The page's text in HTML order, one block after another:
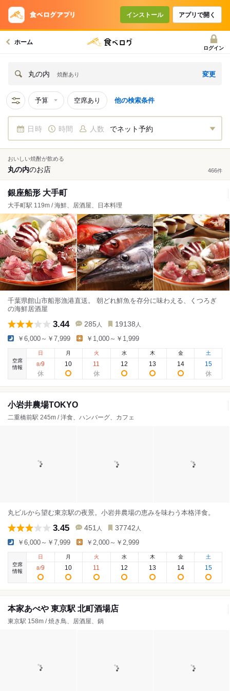
インストール アプリで開く
ホーム
ログイン
丸の内 焼酎あり 変更
予算 空席あり 他の検索条件
日時 時間 人数 でネット予約
おいしい焼酎が飲める
丸の内のお店 466件
銀座船形 大手町
大手町駅 119m / 海鮮、居酒屋、日本料理
千葉県館山市船形漁港直送。 朝どれ鮮魚を存分に味わえる、くつろぎ
の海鮮居酒屋
3.44 285 人 19138 人
￥6,000～￥7,999 ￥1,000～￥1,999
空席
情報
日
8/9
月
10
火
11
水
12
木
13
金
14
土
15
小岩井農場TOKYO
二重橋前駅 245m / 洋食、ハンバーグ、カフェ
丸ビルから望む東京駅の夜景。小岩井農場の恵みを味わう本格洋食。
3.45 451 人 37742 人
￥6,000～￥7,999 ￥2,000～￥2,999
空席
情報
日
8/9
月
10
火
11
水
12
木
13
金
14
土
15
本家あべや 東京駅 北町酒場店
東京駅 158m / 焼き鳥、居酒屋、鍋